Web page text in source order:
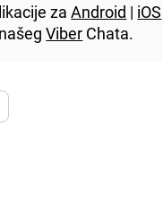
zaAndroid | iOS
Viber Chata.